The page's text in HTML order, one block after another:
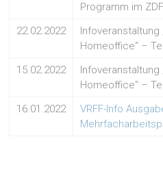
Programm im
22.02.2022
Infoveranstaltung
Homeoffice“ –
15.02.2022
Infoveranstaltung
Homeoffice“ –
16.01.2022
VRFF-Info